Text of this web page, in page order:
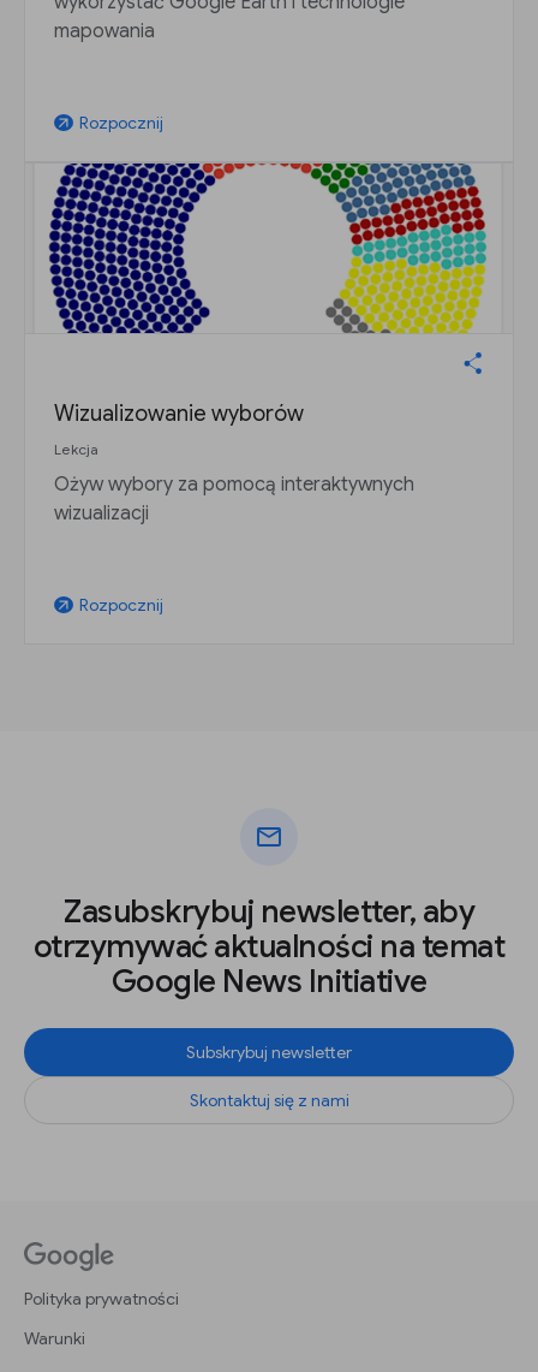
mapowania
arrow_outward Rozpocznij
Wizualizowanie wyborów
Lekcja
Ożyw wybory za pomocą interaktywnych
wizualizacji
arrow_outward Rozpocznij
mail
Zasubskrybuj newsletter, aby
otrzymywać aktualności na temat
Google News Initiative
Subskrybuj newsletter
Skontaktuj się z nami
Polityka prywatności
Warunki